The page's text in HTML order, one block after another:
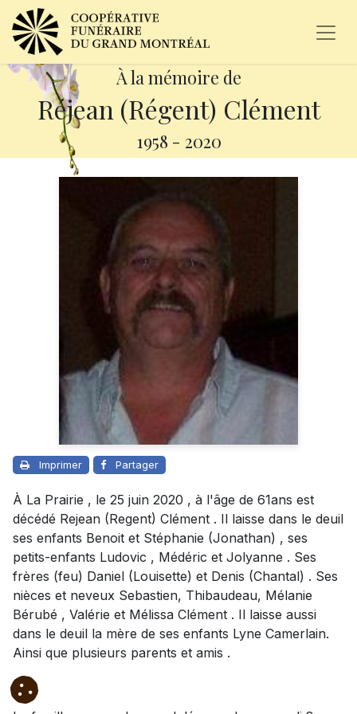
À la mémoire de
Réjean (Régent) Clément
1958 - 2020
Imprimer Partager
À La Prairie , le 25 juin 2020 , à l'âge de 61ans est
décédé Rejean (Regent) Clément . Il laisse dans le deuil
ses enfants Benoit et Stéphanie (Jonathan) , ses
petits-enfants Ludovic , Médéric et Jolyanne . Ses
frères (feu) Daniel (Louisette) et Denis (Chantal) . Ses
nièces et neveux Sebastien, Thibaudeau, Mélanie
Bérubé , Valérie et Mélissa Clément . Il laisse aussi
dans le deuil la mère de ses enfants Lyne Camerlain.
Ainsi que plusieurs parents et amis .